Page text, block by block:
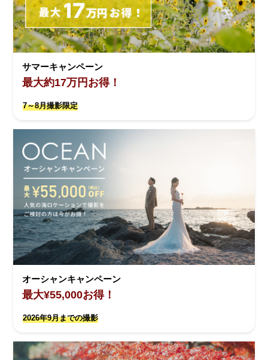
サマーキャンペーン
最大約17万円お得！
7～8月撮影限定
オーシャンキャンペーン
最大¥55,000お得！
2026年9月までの撮影